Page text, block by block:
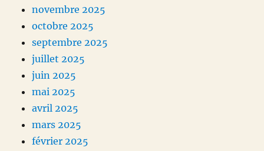
novembre 2025
octobre 2025
septembre 2025
juillet 2025
juin 2025
mai 2025
avril 2025
mars 2025
février 2025